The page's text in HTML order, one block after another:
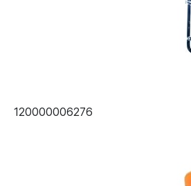
120000006276